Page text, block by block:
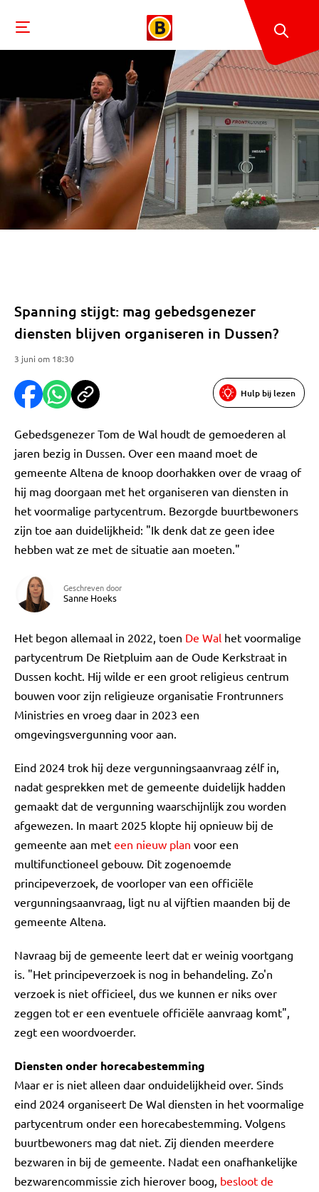
Spanning stijgt: mag gebedsgenezer
diensten blijven organiseren in Dussen?
3 juni om 18:30
Hulp bij lezen
Gebedsgenezer Tom de Wal houdt de gemoederen al
jaren bezig in Dussen. Over een maand moet de
gemeente Altena de knoop doorhakken over de vraag of
hij mag doorgaan met het organiseren van diensten in
het voormalige partycentrum. Bezorgde buurtbewoners
zijn toe aan duidelijkheid: "Ik denk dat ze geen idee
hebben wat ze met de situatie aan moeten."
Geschreven door
Sanne Hoeks
Het begon allemaal in 2022, toen De Wal het voormalige
partycentrum De Rietpluim aan de Oude Kerkstraat in
Dussen kocht. Hij wilde er een groot religieus centrum
bouwen voor zijn religieuze organisatie Frontrunners
Ministries en vroeg daar in 2023 een
omgevingsvergunning voor aan.
Eind 2024 trok hij deze vergunningsaanvraag zélf in,
nadat gesprekken met de gemeente duidelijk hadden
gemaakt dat de vergunning waarschijnlijk zou worden
afgewezen. In maart 2025 klopte hij opnieuw bij de
gemeente aan met een nieuw plan voor een
multifunctioneel gebouw. Dit zogenoemde
principeverzoek, de voorloper van een officiële
vergunningsaanvraag, ligt nu al vijftien maanden bij de
gemeente Altena.
Navraag bij de gemeente leert dat er weinig voortgang
is. "Het principeverzoek is nog in behandeling. Zo'n
verzoek is niet officieel, dus we kunnen er niks over
zeggen tot er een eventuele officiële aanvraag komt",
zegt een woordvoerder.
Diensten onder horecabestemming
Maar er is niet alleen daar onduidelijkheid over. Sinds
eind 2024 organiseert De Wal diensten in het voormalige
partycentrum onder een horecabestemming. Volgens
buurtbewoners mag dat niet. Zij dienden meerdere
bezwaren in bij de gemeente. Nadat een onafhankelijke
bezwarencommissie zich hierover boog, besloot de